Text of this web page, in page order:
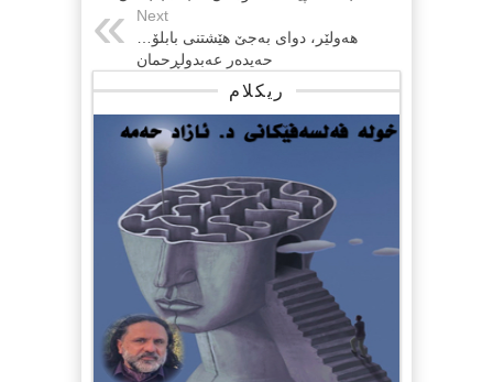
Next
هه‌ولێر، دوای به‌جێ هێشتنی بابلۆ…
حه‌یده‌ر عه‌بدولڕحمان
ریکلام